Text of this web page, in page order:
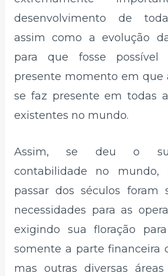
desenvolvimento de
assim como a evolução
para que fosse
presente momento em que
se faz presente em todas
existentes no mundo.
Assim, se deu o
contabilidade no
passar dos séculos foram
necessidades para as
exigindo sua floração
somente a parte financeira
mas outras diversas